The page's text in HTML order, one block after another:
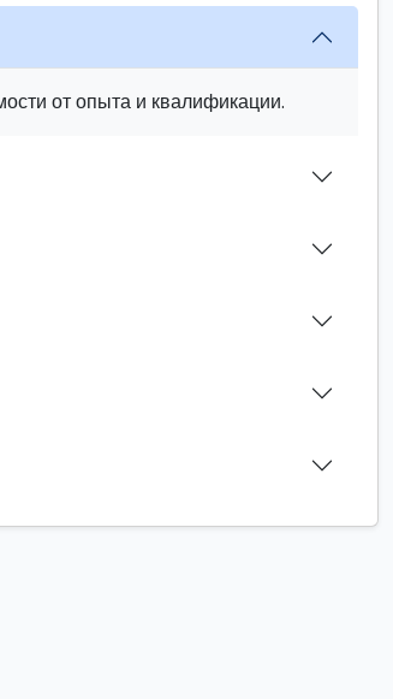
от опыта и квалификации.